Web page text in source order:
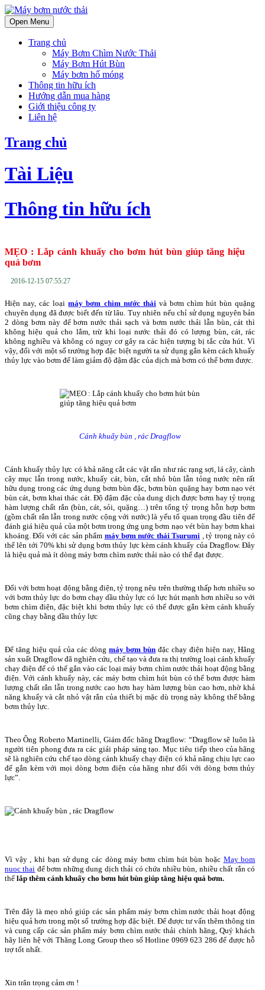
Open Menu
Trang chủ
Máy Bơm Chìm Nước Thải
Máy Bơm Hút Bùn
Máy bơm hố móng
Thông tin hữu ích
Hướng dẫn mua hàng
Giới thiệu công ty
Liên hệ
Trang chủ
Tài Liệu
Thông tin hữu ích
MẸO : Lắp cánh khuấy cho bơm hút bùn giúp tăng hiệu
quả bơm
2016-12-15 07:55:27
Hiện nay, các loạimáy bơm chìm nước thảivà bơm chìm hút bùn quặng
chuyên dụng đã được biết đến từ lâu. Tuy nhiên nếu chỉ sử dụng nguyên bản
2 dòng bơm này để bơm nước thải sạch và bơm nước thải lẫn bùn, cát thì
không hiệu quả cho lắm, trừ khi loại nước thải đó có lượng bùn, cát, rác
không nghiều và không có nguy cơ gây ra các hiện tượng bị tắc cửa hút. Vì
vậy, đối với một số trường hợp đặc biệt người ta sử dụng gắn kèm cách khuấy
thủy lực vào bơm để làm giảm độ đậm đặc của dịch mà bơm có thể bơm được.
Cánh khuấy bùn , rác Dragflow
Cánh khuấy thủy lực có khả năng cắt các vật rắn như rác rạng sợi, lá cây, cành
cây mục lẫn trong nước, khuấy cát, bùn, cắt nhỏ bùn lẫn tỏng nước nên rất
hữu dụng trong các ứng dụng bơm bùn đặc, bơm bùn quặng hay bơm nạo vét
bùn cát, bơm khai thác cát. Độ đậm đặc của dung dịch được bơm hay tỷ trọng
hàm lượng chất rắn (bùn, cát, sỏi, quặng…) trên tổng tỷ trọng hỗn hợp bơm
(gồm chất rắn lẫn trong nước cộng với nước) là yếu tố quan trọng đầu tiên để
đánh giá hiệu quả của một bơm trong ứng ụng bơm nạo vét bùn hay bơm khai
khoáng. Đối với các sản phẩm máy bơm nước thải Tsurumi , tỷ trọng này có
thể lên tới 70% khi sử dụng bơm thủy lực kèm cánh khuấy của Dragflow. Đây
là hiệu quả mà ít dòng máy bơm chìm nước thải nào có thể đạt được.
Đối với bơm hoạt động bằng điện, tỷ trọng nêu trên thường thấp hơn nhiều so
với bơm thủy lực do bơm chạy dầu thủy lực có lực hút mạnh hơn nhiều so với
bơm chìm điện, đặc biệt khi bơm thủy lực có thể được gắn kèm cánh khuấy
cũng chạy bằng dầu thủy lực
Để tăng hiệu quả của các dòngmáy bơm bùn đặc chạy điện hiện nay, Hãng
sản xuất Dragflow đã nghiên cứu, chế tạo và đưa ra thị trường loại cánh khuấy
chạy điện để có thể gắn vào các loại máy bơm chìm nước thải hoạt động bằng
điện. Với cánh khuấy này, các máy bơm chìm hút bùn có thể bơm được hàm
lượng chất rắn lẫn trong nước cao hơn hay hàm lượng bùn cao hơn, nhờ khả
năng khuấy và cắt nhỏ vật rắn của thiết bị mặc dù trọng này không thể bằng
bơm thủy lực.
Theo Ông Roberto Martinelli, Giám đốc hãng Dragflow: “Dragflow sẽ luôn là
người tiên phong đưa ra các giải pháp sáng tạo. Mục tiêu tiếp theo của hãng
sẽ là nghiên cứu chế tạo dòng cánh khuấy chạy điện có khả năng chịu lực cao
để gắn kèm với mọi dòng bơm điện của hãng như đối với dòng bơm thủy
lực”.
Vì vậy , khi bạn sử dụng các dòng máy bơm chìm hút bùn hoặc May bom
nuoc thai để bơm những dung dịch thải có chứa nhiều bùn, nhiều chất rắn có
thể lắp thêm cánh khuấy cho bơm hút bùn giúp tăng hiệu quả bơm.
Trên đây là mẹo nhỏ giúp các sản phẩm máy bơm chìm nước thải hoạt động
hiệu quả hơn trong một số trường hợp đặc biệt. Để được tư vấn thêm thông tin
và cung cấp các sản phẩm máy bơm chìm nước thải chính hãng, Quý khách
hãy liên hệ với Thăng Long Group theo số Hotline 0969 623 286 để được hỗ
trợ tốt nhất.
Xin trân trọng cảm ơn !